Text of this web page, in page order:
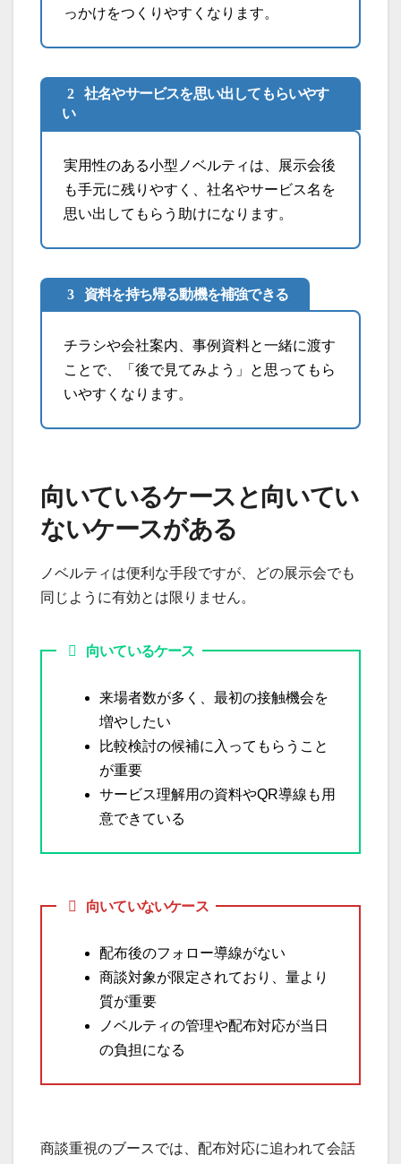
っかけをつくりやすくなります。
社名やサービスを思い出してもらいやす
い
実用性のある小型ノベルティは、展示会後
も手元に残りやすく、社名やサービス名を
思い出してもらう助けになります。
資料を持ち帰る動機を補強できる
チラシや会社案内、事例資料と一緒に渡す
ことで、「後で見てみよう」と思ってもら
いやすくなります。
向いているケースと向いてい
ないケースがある
ノベルティは便利な手段ですが、どの展示会でも
同じように有効とは限りません。
向いているケース
来場者数が多く、最初の接触機会を
増やしたい
比較検討の候補に入ってもらうこと
が重要
サービス理解用の資料やQR導線も用
意できている
向いていないケース
配布後のフォロー導線がない
商談対象が限定されており、量より
質が重要
ノベルティの管理や配布対応が当日
の負担になる
商談重視のブースでは、配布対応に追われて会話